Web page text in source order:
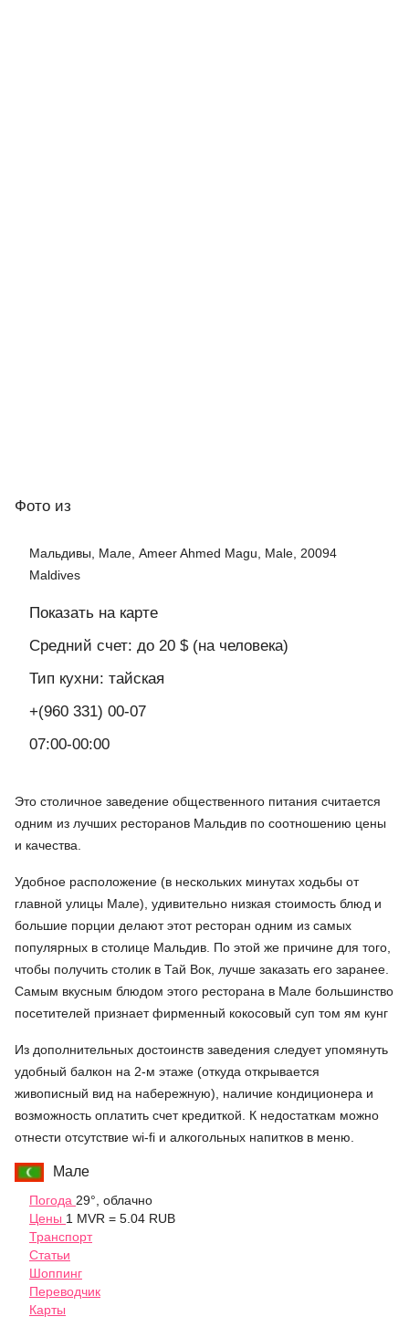
Фото из
Мальдивы, Мале, Ameer Ahmed Magu, Male, 20094
Maldives
Показать на карте
Средний счет: до 20 $ (на человека)
Тип кухни: тайская
+(960 331) 00-07
07:00-00:00
Это столичное заведение общественного питания считается
одним из лучших ресторанов Мальдив по соотношению цены
и качества.
Удобное расположение (в нескольких минутах ходьбы от
главной улицы Мале), удивительно низкая стоимость блюд и
большие порции делают этот ресторан одним из самых
популярных в столице Мальдив. По этой же причине для того,
чтобы получить столик в Тай Вок, лучше заказать его заранее.
Самым вкусным блюдом этого ресторана в Мале большинство
посетителей признает фирменный кокосовый суп том ям кунг
Из дополнительных достоинств заведения следует упомянуть
удобный балкон на 2-м этаже (откуда открывается
живописный вид на набережную), наличие кондиционера и
возможность оплатить счет кредиткой. К недостаткам можно
отнести отсутствие wi-fi и алкогольных напитков в меню.
Мале
Погода 29°, облачно
Цены 1 MVR = 5.04 RUB
Транспорт
Статьи
Шоппинг
Переводчик
Карты